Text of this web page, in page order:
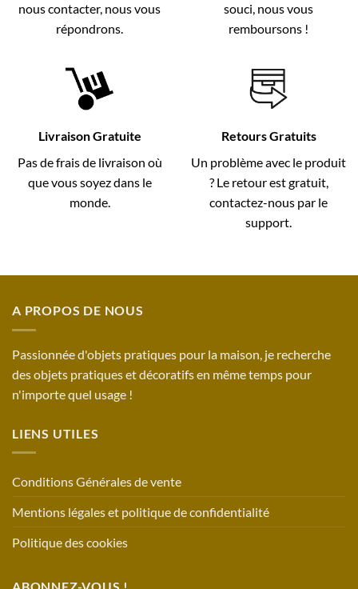
nous contacter, nous vous
répondrons.
souci, nous vous
remboursons !
Livraison Gratuite
Pas de frais de livraison où
que vous soyez dans le
monde.
Retours Gratuits
Un problème avec le produit
? Le retour est gratuit,
contactez-nous par le
support.
A PROPOS DE NOUS
Passionnée d'objets pratiques pour la maison, je recherche
des objets pratiques et décoratifs en même temps pour
n'importe quel usage !
LIENS UTILES
Conditions Générales de vente
Mentions légales et politique de confidentialité
Politique des cookies